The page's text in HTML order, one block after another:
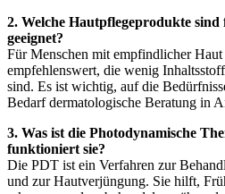
2. Welche Hautpflegeprodukte
geeignet?
Für Menschen mit empfindlicher
empfehlenswert, die wenig
sind. Es ist wichtig, auf die
Bedarf dermatologische Beratung in
3. Was ist die Photodynamische
funktioniert sie?
Die PDT ist ein Verfahren zur
und zur Hautverjüngung. Sie hilft,